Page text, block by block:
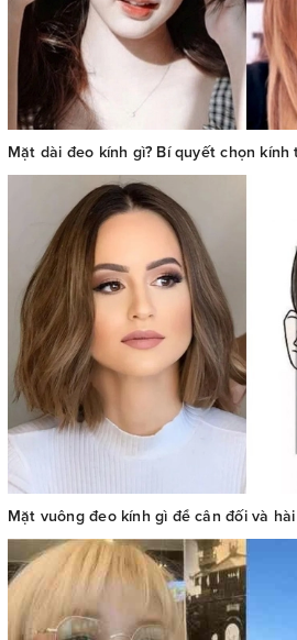
Mặt dài đeo kính gì? Bí quyết chọn
Mặt vuông đeo kính gì để cân đối và